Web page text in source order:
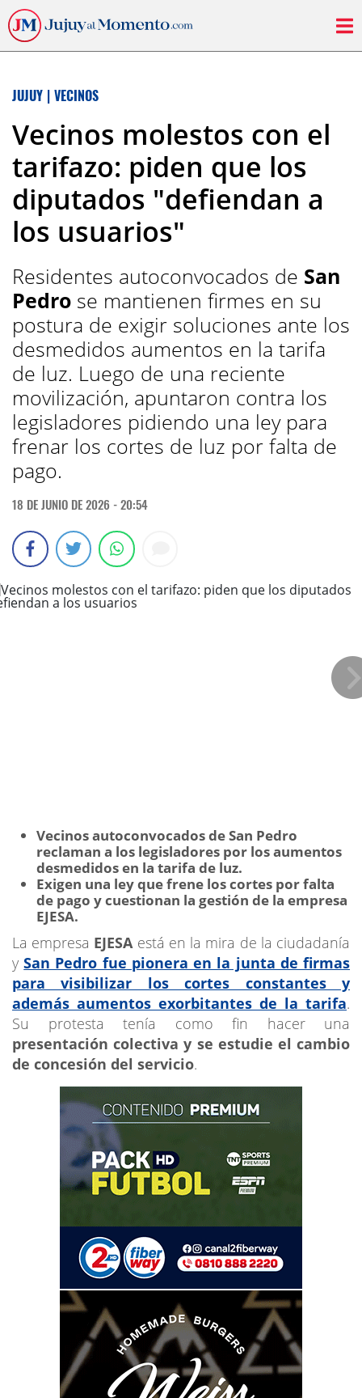
JUJUY | VECINOS
Vecinos molestos con el
tarifazo: piden que los
diputados "defiendan a
los usuarios"
Residentes autoconvocados de San
Pedro se mantienen firmes en su
postura de exigir soluciones ante los
desmedidos aumentos en la tarifa
de luz. Luego de una reciente
movilización, apuntaron contra los
legisladores pidiendo una ley para
frenar los cortes de luz por falta de
pago.
18 DE JUNIO DE 2026 - 20:54
Vecinos autoconvocados de San Pedro
reclaman a los legisladores por los aumentos
desmedidos en la tarifa de luz.
Exigen una ley que frene los cortes por falta
de pago y cuestionan la gestión de la empresa
EJESA.
La empresa EJESA está en la mira de la ciudadanía
ySan Pedro fue pionera en la junta de firmas
para visibilizar los cortes constantes y
además aumentos exorbitantes de la tarifa.
Su protesta tenía como fin
hacer una
presentación colectiva y se estudie el cambio
de concesión del servicio.